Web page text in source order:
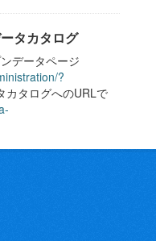
タカタログ
データページ
?
カタログへのURLで